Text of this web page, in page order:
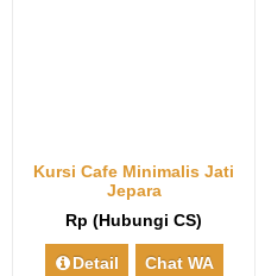
Kursi Cafe Minimalis Jati
Jepara
Rp (Hubungi CS)
Detail Chat WA